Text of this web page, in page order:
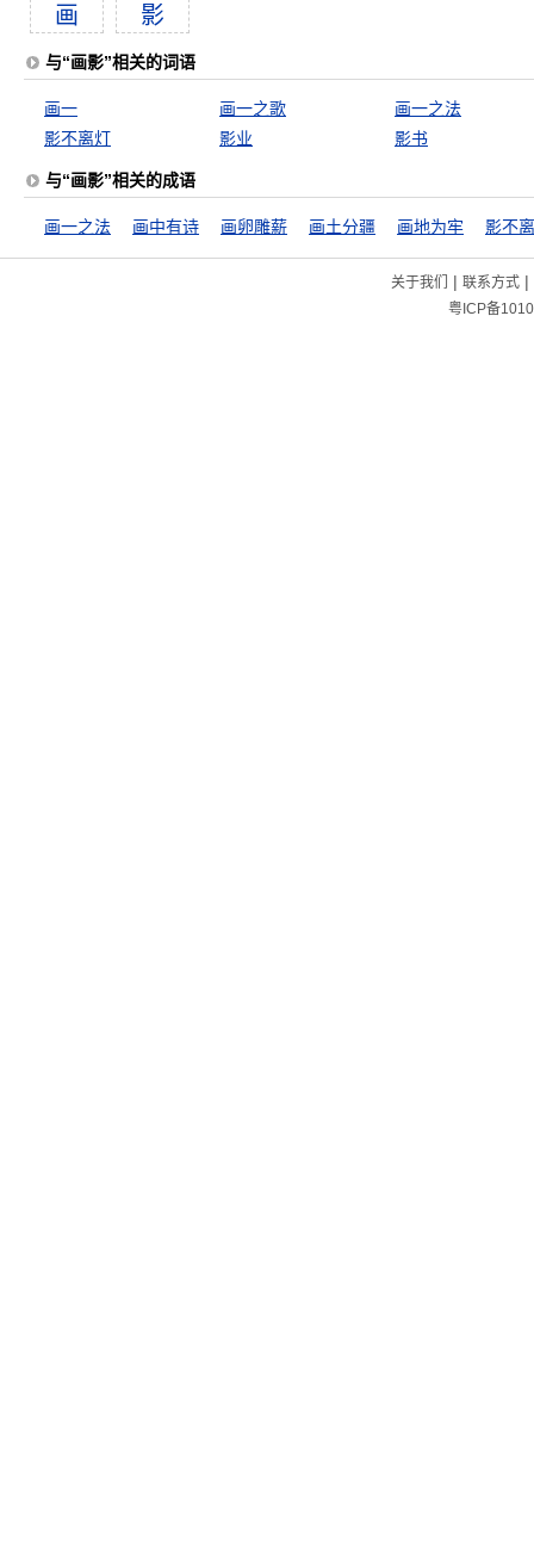
画 影
与“画影”相关的词语
画一 画一之歌
画一之法
影不离灯
影业 影书
与“画影”相关的成语
画一之法 画中有诗 画卵雕薪 画土分疆 画地为牢 影不
关于我们 | 联系方式|
粤ICP备